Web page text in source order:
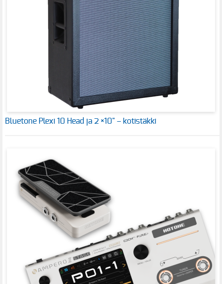
Bluetone Plexi 10 Head ja 2 ×10" – kotistäkki